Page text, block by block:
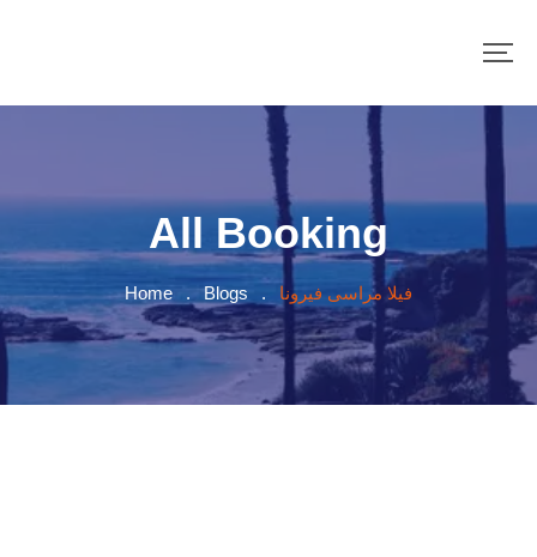
All Booking
Home . Blogs . فيلا مراسى فيرونا